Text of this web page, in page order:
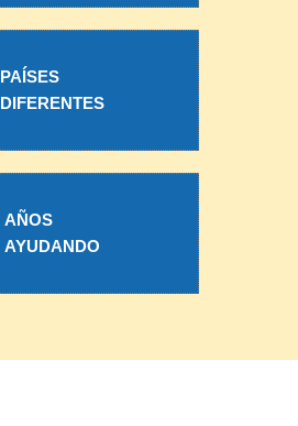
PAÍSES
DIFERENTES
AÑOS
AYUDANDO